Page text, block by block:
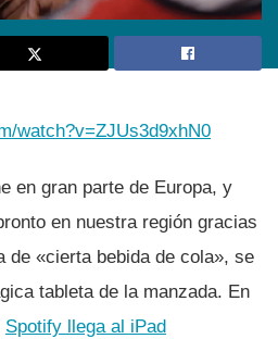
watch?v=ZJUs3d9xhN0
en gran parte de Europa, y
en nuestra región gracias
de «cierta bebida de cola», se
tableta de la manzada. En
Spotify llega al iPad